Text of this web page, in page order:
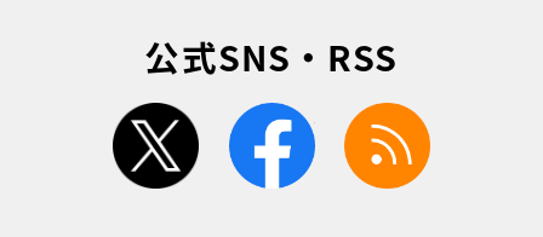
公式SNS・RSS
twitter facebook